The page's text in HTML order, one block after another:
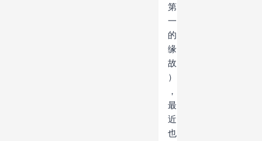
第
一
的
缘
故
）
，
最
近
也